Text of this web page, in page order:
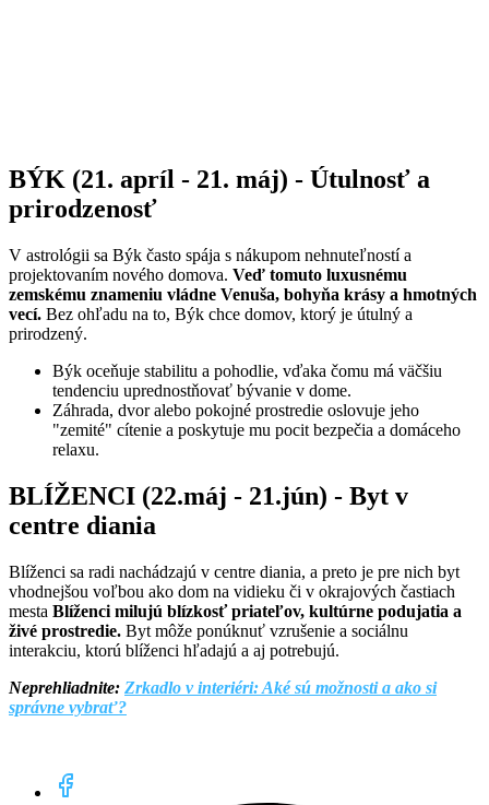
BÝK (21. apríl - 21. máj) - Útulnosť a
prirodzenosť
V astrológii sa Býk často spája s nákupom nehnuteľností a
projektovaním nového domova. Veď tomuto luxusnému
zemskému znameniu vládne Venuša, bohyňa krásy a hmotných
vecí. Bez ohľadu na to, Býk chce domov, ktorý je útulný a
prirodzený.
Býk oceňuje stabilitu a pohodlie, vďaka čomu má väčšiu
tendenciu uprednostňovať bývanie v dome.
Záhrada, dvor alebo pokojné prostredie oslovuje jeho
"zemité" cítenie a poskytuje mu pocit bezpečia a domáceho
relaxu.
BLÍŽENCI (22.máj - 21.jún) - Byt v
centre diania
Blíženci sa radi nachádzajú v centre diania, a preto je pre nich byt
vhodnejšou voľbou ako dom na vidieku či v okrajových častiach
mesta Blíženci milujú blízkosť priateľov, kultúrne podujatia a
živé prostredie. Byt môže ponúknuť vzrušenie a sociálnu
interakciu, ktorú blíženci hľadajú a aj potrebujú.
Neprehliadnite: Zrkadlo v interiéri: Aké sú možnosti a ako si
správne vybrať?